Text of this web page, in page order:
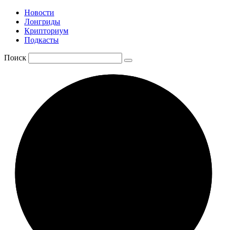
Новости
Лонгриды
Крипториум
Подкасты
Поиск